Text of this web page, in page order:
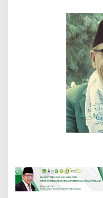
:
T
i
d
a
k
T
a
m
a
t
S
D
,
h
G
e